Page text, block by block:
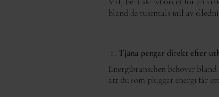
bland de tusentals mil av
Tjäna pengar direkt efter
Energibranschen behöver
att du som pluggar energi får